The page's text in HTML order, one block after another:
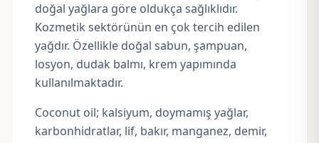
doğal yağlara göre oldukça sağlıklıdır.
Kozmetik sektörünün en çok tercih edilen
yağdır. Özellikle doğal sabun, şampuan,
losyon, dudak balmı, krem yapımında
kullanılmaktadır.
Coconut oil; kalsiyum, doymamış yağlar,
karbonhidratlar, lif, bakır, manganez, demir,